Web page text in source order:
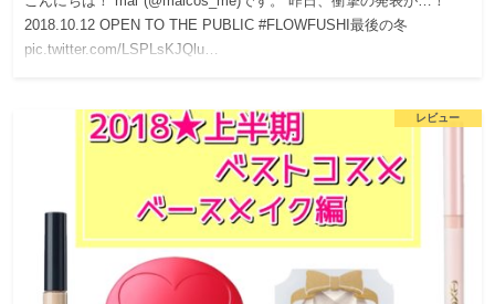
2018.10.12 OPEN TO THE PUBLIC #FLOWFUSHI最後の冬
pic.twitter.com/LSPLsKJQlu…
レビュー